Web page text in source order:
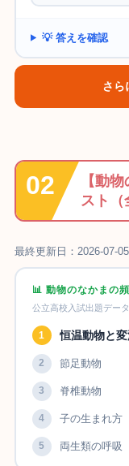
💡 答えを確認
さら
【動
スト（
最終更新日：2026-07-05
📊 動物のなかまの
公立高校入試出題デー
1 恒温動物と
2 節足動物
3 脊椎動物
4 子の生まれ方
5 両生類の呼吸